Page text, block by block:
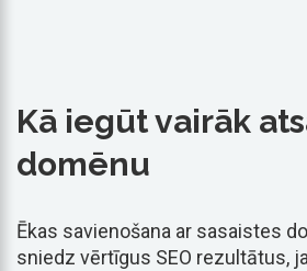
Kā iegūt vairāk
domēnu
Ēkas savienošana ar sasaistes
sniedz vērtīgus SEO rezultātus,